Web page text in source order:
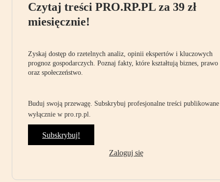
Czytaj treści PRO.RP.PL za 39 zł
miesięcznie!
Zyskaj dostęp do rzetelnych analiz, opinii ekspertów i kluczowych
prognoz gospodarczych. Poznaj fakty, które kształtują biznes, prawo
oraz społeczeństwo.
Buduj swoją przewagę. Subskrybuj profesjonalne treści publikowane
wyłącznie w pro.rp.pl.
Subskrybuj!
Zaloguj się